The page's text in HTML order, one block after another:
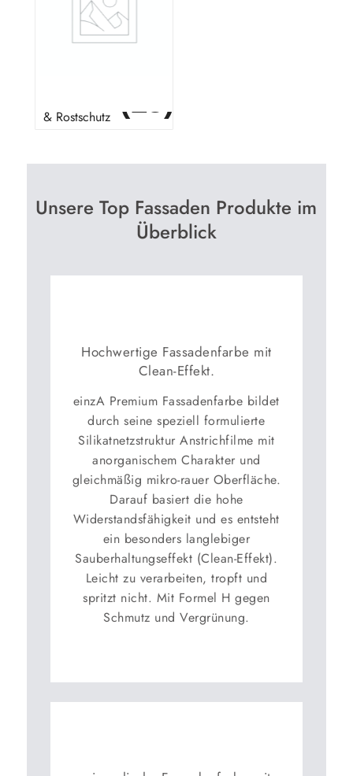
& Rostschutz
Unsere Top Fassaden Produkte im
Überblick
Hochwertige Fassadenfarbe mit
Clean-Effekt.
einzA Premium Fassadenfarbe bildet
durch seine speziell formulierte
Silikatnetzstruktur Anstrichfilme mit
anorganischem Charakter und
gleichmäßig mikro-rauer Oberfläche.
Darauf basiert die hohe
Widerstandsfähigkeit und es entsteht
ein besonders langlebiger
Sauberhaltungseffekt (Clean-Effekt).
Leicht zu verarbeiten, tropft und
spritzt nicht. Mit Formel H gegen
Schmutz und Vergrünung.